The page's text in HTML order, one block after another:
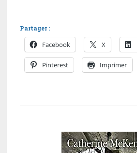
Partager :
Facebook X
Pinterest Imprimer